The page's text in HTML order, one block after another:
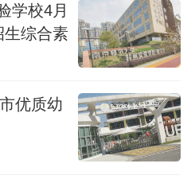
学校4月
生综合素
优质幼